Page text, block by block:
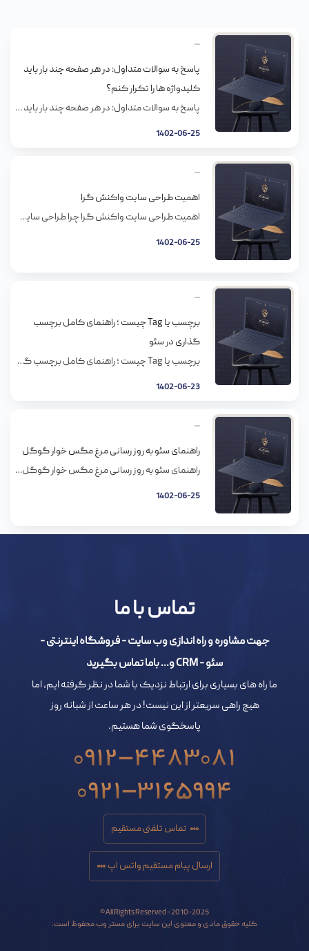
پاسخ به سوالات متداول: در هر صفحه چند بار باید
کلیدواژه ها را تکرار کنم؟
پاسخ به سوالات متداول: در هر صفحه چند بار باید کلیدواژه ها را تکرار کنم؟ این یکی از مداولترین سوالاتیه که تو سئو پرسیده میشه و جواب ثابت و مشخصی هم نداره. اما میتونید طوری از کلیدواژه ها استفاده کنید که به نفع سئوی صفحه­تون بشه. نظر متخصص بازاریابی مستر وب رو در این باره […]
1402-06-25
اهمیت طراحی سایت واکنش گرا
اهمیت طراحی سایت واکنش گرا چرا طراحی سایت واکنش گرا (ریسپانسیو) اینقدر مهم است؟ اگه میپرسید سایت واکنش گرا چیه، باید بگم سایت واکنش گرا روی طیف وسیعی از دستگاه های مختلف کار می کنه. دستگاه هایی مثل تلفن های همراه، گوشی های هوشمند، تبلت ها و کامپیوترهای خونگی. سایت واکنش گرا طوری طراحی و […]
1402-06-25
برچسب یا Tag چیست ؛ راهنمای کامل برچسب
گذاری در سئو
برچسب یا Tag چیست ؛ راهنمای کامل برچسب گذاری در سئو برچسب‌گذاری در صفحات سایت را باید دقیقا مثل راه‌ رفتن روی لبه تیغ در نظر بگیرید. کوچکترین اشتباه می‌تواند تاثیرات منفی روی سئوی سایت بگذارد و اگر اشتباهات‌تان کمی زیاد شود، می‌تواند زحمات زیادی را بر باد دهد. در این مقاله از سایت مستر […]
1402-06-23
راهنمای سئو به روز رسانی مرغ مگس خوار گوگل
راهنمای سئو به روز رسانی مرغ مگس خوار گوگل هر زمان که گوگل الگوریتم خود را به روز رسانی می رساند ، به عنوان مثال الگوریتم جدید گوگل با نام مرغ مگس خوار که به عنوان یک برند جدید معرفی شده، نگرانی هایی از بابت مرگ سئو به وجود می آید. مرغ مگس خوار گوگل، […]
1402-06-25
تماس با ما
جهت مشاوره و راه اندازی وب سایت - فروشگاه اینترنتی -
سئو - CRM و... باما تماس بگیرید
ما راه های بسیاری برای ارتباط نزدیک با شما در نظر گرفته ایم، اما
هیچ راهی سریعتر از این نیست! در هر ساعت از شبانه روز
پاسخگوی شما هستیم.
0912-4483081
0921-3165994
تماس تلفنی مستقیم
ارسال پیام مستقیم واتس اپ
All Rights Reserved - 2010-2025 ©
کلیه حقوق مادی و معنوی این سایت برای مستر وب محفوظ است.